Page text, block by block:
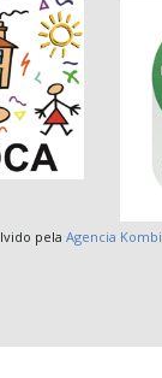
pela Agencia Kombi